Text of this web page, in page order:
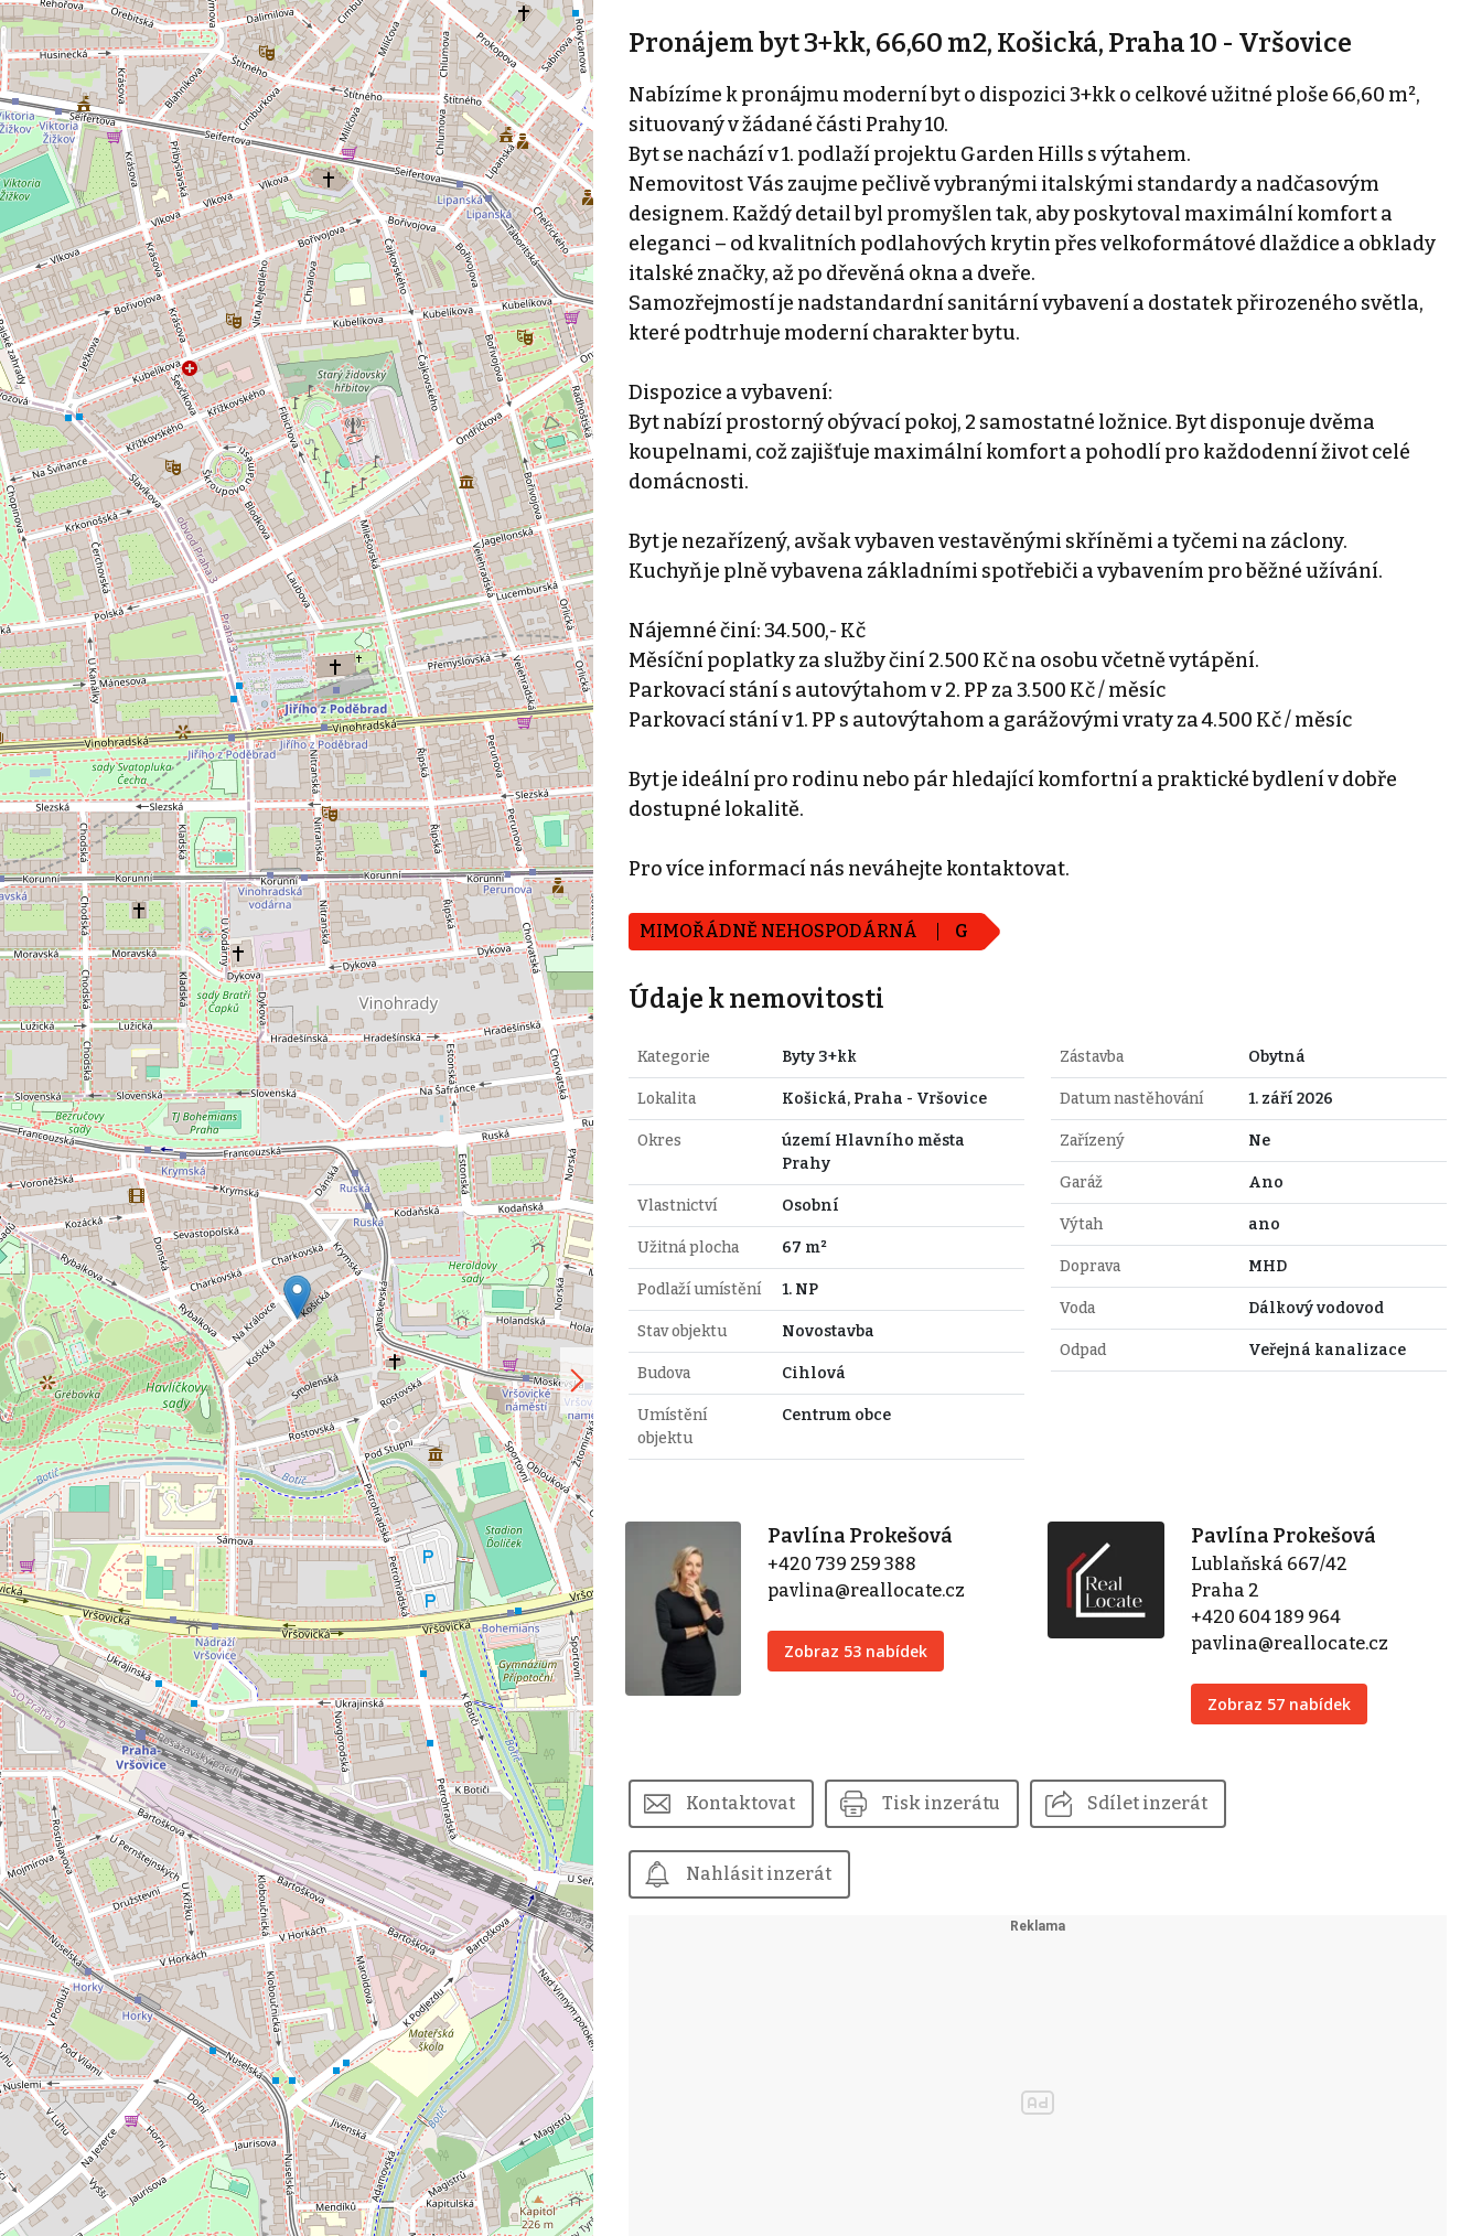
Pronájem byt 3+kk, 66,60 m2, Košická, Praha 10 - Vršovice
Nabízíme k pronájmu moderní byt o dispozici 3+kk o celkové užitné ploše 66,60 m²,
situovaný v žádané části Prahy 10.
Byt se nachází v 1. podlaží projektu Garden Hills s výtahem.
Nemovitost Vás zaujme pečlivě vybranými italskými standardy a nadčasovým
designem. Každý detail byl promyšlen tak, aby poskytoval maximální komfort a
eleganci – od kvalitních podlahových krytin přes velkoformátové dlaždice a obklady
italské značky, až po dřevěná okna a dveře.
Samozřejmostí je nadstandardní sanitární vybavení a dostatek přirozeného světla,
které podtrhuje moderní charakter bytu.
Dispozice a vybavení:
Byt nabízí prostorný obývací pokoj, 2 samostatné ložnice. Byt disponuje dvěma
koupelnami, což zajišťuje maximální komfort a pohodlí pro každodenní život celé
domácnosti.
Byt je nezařízený, avšak vybaven vestavěnými skříněmi a tyčemi na záclony.
Kuchyň je plně vybavena základními spotřebiči a vybavením pro běžné užívání.
Nájemné činí: 34.500,- Kč
Měsíční poplatky za služby činí 2.500 Kč na osobu včetně vytápění.
Parkovací stání s autovýtahom v 2. PP za 3.500 Kč / měsíc
Parkovací stání v 1. PP s autovýtahom a garážovými vraty za 4.500 Kč / měsíc
Byt je ideální pro rodinu nebo pár hledající komfortní a praktické bydlení v dobře
dostupné lokalitě.
Pro více informací nás neváhejte kontaktovat.
MIMOŘÁDNĚ NEHOSPODÁRNÁ G
Údaje k nemovitosti
Kategorie Byty 3+kk
Lokalita Košická, Praha - Vršovice
Okres
území Hlavního města
Prahy
Vlastnictví Osobní
Užitná plocha 67 m²
Podlaží umístění 1. NP
Stav objektu Novostavba
Budova Cihlová
Umístění
objektu
Centrum obce
Zástavba Obytná
Datum nastěhování 1. září 2026
Zařízený Ne
Garáž Ano
Výtah ano
Doprava MHD
Voda Dálkový vodovod
Odpad Veřejná kanalizace
Pavlína Prokešová
+420 739 259 388
pavlina@reallocate.cz
Zobraz 53 nabídek
Pavlína Prokešová
Lublaňská 667/42
Praha 2
+420 604 189 964
pavlina@reallocate.cz
Zobraz 57 nabídek
Kontaktovat Tisk inzerátu Sdílet inzerát
Nahlásit inzerát